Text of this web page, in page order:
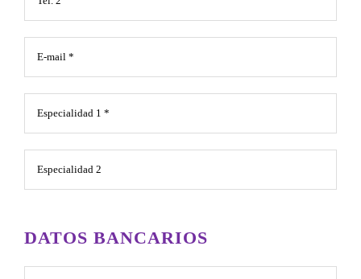
DATOS BANCARIOS